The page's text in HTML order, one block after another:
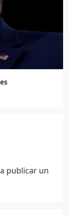
publicar un